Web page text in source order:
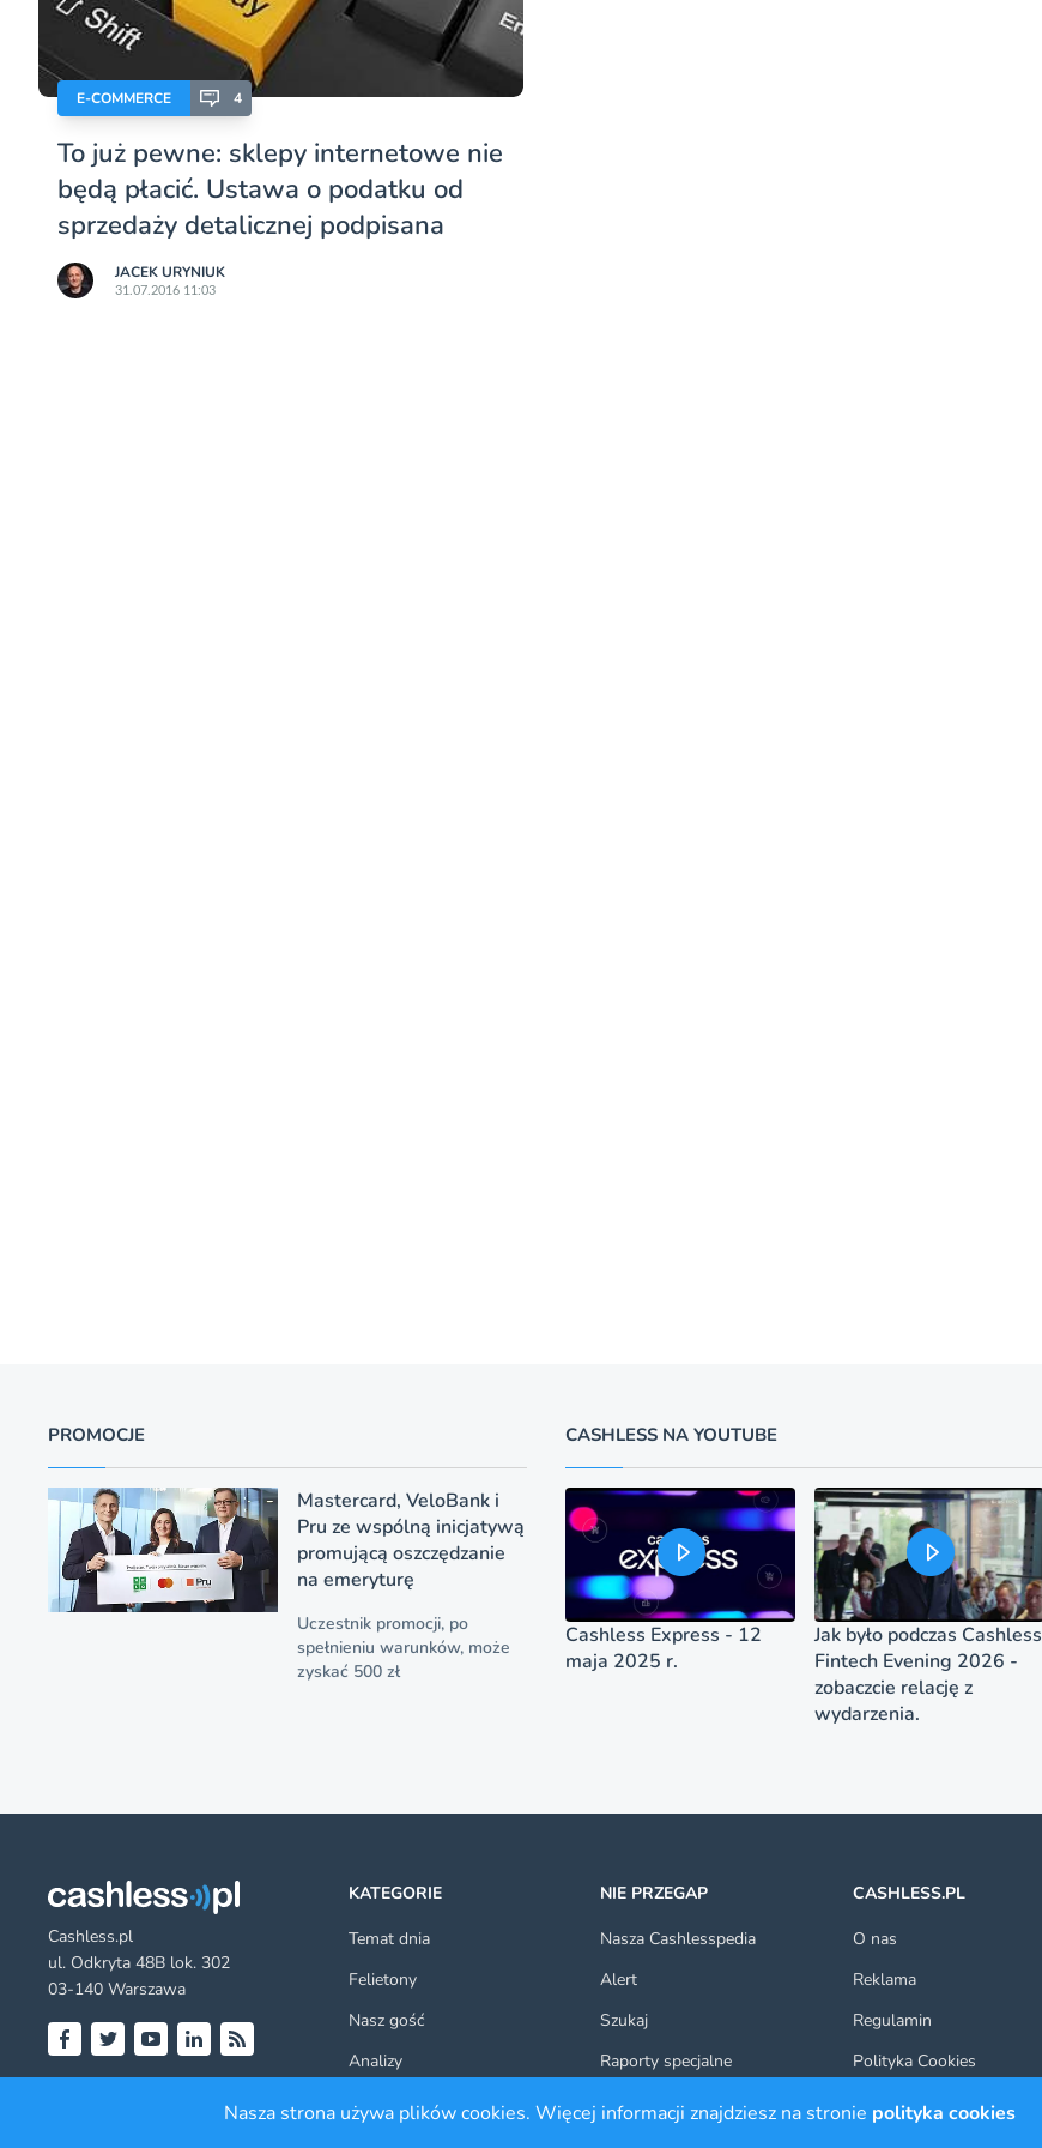
E-COMMERCE 4
To już pewne: sklepy internetowe nie
będą płacić. Ustawa o podatku od
sprzedaży detalicznej podpisana
JACEK URYNIUK
31.07.2016 11:03
PROMOCJE
Mastercard, VeloBank i
Pru ze wspólną inicjatywą
promującą oszczędzanie
na emeryturę
Uczestnik promocji, po
spełnieniu warunków, może
zyskać 500 zł
CASHLESS NA YOUTUBE
Cashless Express - 12
maja 2025 r.
Jak było podczas Cashless
Fintech Evening 2026 -
zobaczcie relację z
wydarzenia.
Cashless.pl
ul. Odkryta 48B lok. 302
03-140 Warszawa
KATEGORIE
Temat dnia
Felietony
Nasz gość
Analizy
Poradniki
NIE PRZEGAP
Nasza Cashlesspedia
Alert
Szukaj
Raporty specjalne
CASHLESS.PL
O nas
Reklama
Regulamin
Polityka Cookies
Kontakt
Nasza strona używa plików cookies. Więcej informacji znajdziesz na stronie polityka cookies